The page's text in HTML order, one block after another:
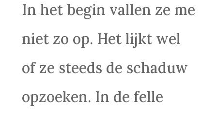
In het begin vallen ze me
niet zo op. Het lijkt wel
of ze steeds de schaduw
opzoeken. In de felle